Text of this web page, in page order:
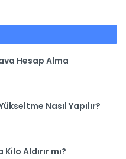
Hesap Alma
Nasıl Yapılır?
Aldırır mı?